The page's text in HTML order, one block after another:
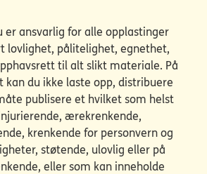
er ansvarlig for alle opplastinger
lovlighet, pålitelighet, egnethet,
til alt slikt materiale. På
du ikke laste opp, distribuere
publisere et hvilket som helst
ærekrenkende,
krenkende for personvern og
støtende, ulovlig eller på
eller som kan inneholde